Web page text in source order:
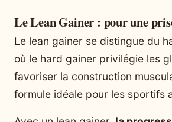
Le Lean Gainer : pour une
Le lean gainer se distingue du
où le hard gainer privilégie les
favoriser la construction
formule idéale pour les sportifs